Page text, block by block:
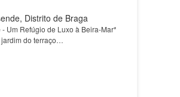
Distrito de Braga
- Um Refúgio de Luxo à Beira-Mar*
jardim do terraço…